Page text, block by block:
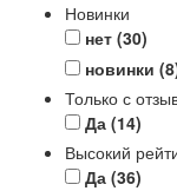
Новинки
нет (30)
новинки
Только с
Да (14)
Высокий
Да (36)